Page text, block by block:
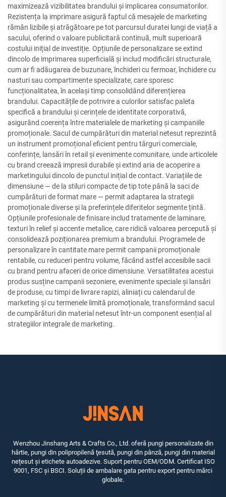
maximizează vizibilitatea brandului și implicarea consumatorilor.
Rezistența la imprimare asigură faptul că mesajele de marketing
rămân lizibile și atrăgătoare pe tot parcursul duratei lungi de viață a
sacului, oferind o valoare publicitară continuă, mult superioară
costului inițial de investiție. Opțiunile de personalizare se extind
dincolo de imprimarea superficială și includ modificări structurale,
cum ar fi adăugarea de buzunare, închideri cu fermoar, închidere cu
nasturi sau compartimente specializate, care sporesc
funcționalitatea, în același timp consolidând diferențierea
brandului. Capacitățile de potrivire a culorilor satisfac paleta
specifică a brandului și cerințele de identitate corporativă,
asigurând coerența între materialele de marketing și campaniile
promoționale. Sacul de cumpărături din material netesut reprezintă
un instrument promoțional eficient pentru târguri comerciale,
conferințe, lansări în retail și evenimente comunitare, unde articolele
cu brand creează impresii durabile și extind aria de acoperire a
marketingului dincolo de punctul inițial de contact. Variațiile de
dimensiune — de la stiluri compacte de tip tote până la saci de
cumpărături de format mare — permit adaptarea la strategii
promoționale diverse și la preferințele diferitelor segmente țintă.
Opțiunile profesionale de finisare includ tratamente de laminare,
texturi în relief și accente metalice, care ridică valoarea percepută și
consolidează poziționarea premium a brandului. Programele de
personalizare în cantitate mare permit campanii promoționale
rentabile, cu reduceri pentru volume, făcând astfel accesibile sacii
cu brand pentru afaceri de orice dimensiune. Versatilitatea acestui
produs susține campanii sezoniere, evenimente speciale și lansări
de produse, cu timpi de livrare rapizi, aliniați cu calendarul de
marketing și cu termenele limită promoționale, transformând sacul
de cumpărături din material netesut într-un component esențial al
strategiilor integrale de marketing.
Wenzhou Jinshang Arts & Crafts Co., Ltd. oferă pungi personalizate din
hârtie, pungi din polipropilenă ţesută, pungi din pânză, pungi din material
nețesut și etichete autoadezive. Suport pentru OEM/ODM. Certificat ISO
9001, FSC și BSCI. Soluții de ambalare gata pentru export pentru mărci
globale.